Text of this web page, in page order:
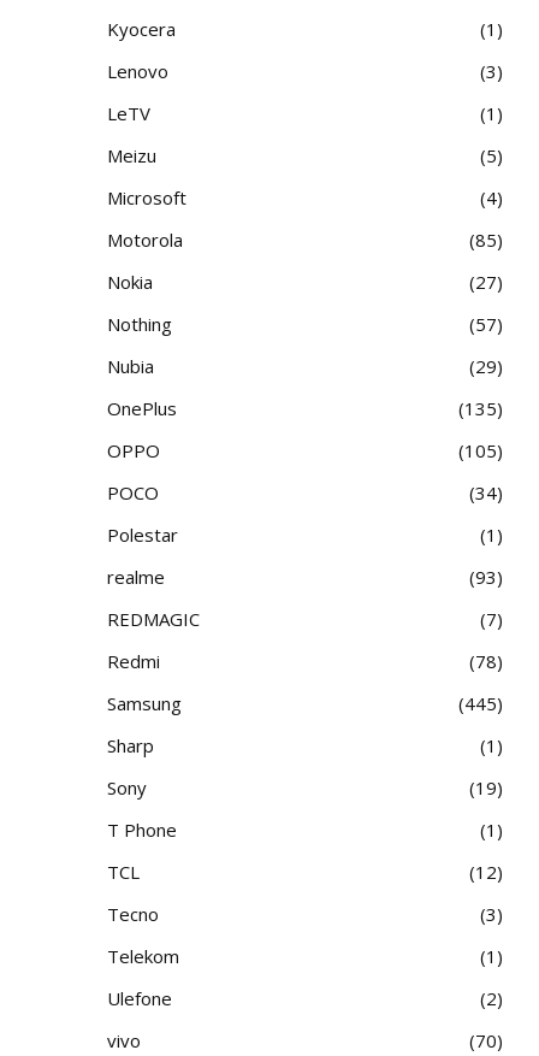
Kyocera
1
Lenovo
3
LeTV
1
Meizu
5
Microsoft
4
Motorola
85
Nokia
27
Nothing
57
Nubia
29
OnePlus
135
OPPO
105
POCO
34
Polestar
1
realme
93
REDMAGIC
7
Redmi
78
Samsung
445
Sharp
1
Sony
19
T Phone
1
TCL
12
Tecno
3
Telekom
1
Ulefone
2
vivo
70